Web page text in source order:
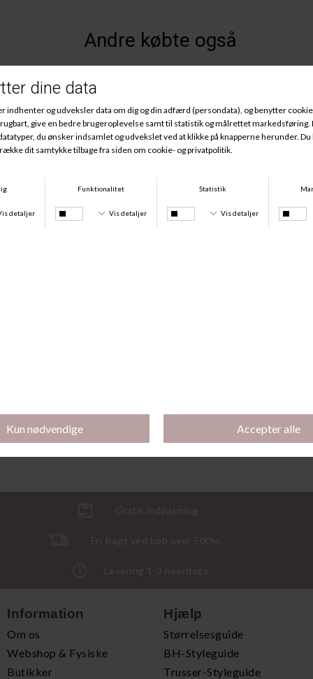
Andre købte også
Pretty Micro Maxi, Admiral
DKK 149,00
Pretty Micro Tai, Admiral
DKK 149,00
Gratis indpakning
Fri fragt ved køb over 500kr.
Levering 1-3 hverdage
Information
Om os
Webshop & Fysiske
Butikker
Hjælp
Størrelsesguide
BH-Styleguide
Trusser-Styleguide